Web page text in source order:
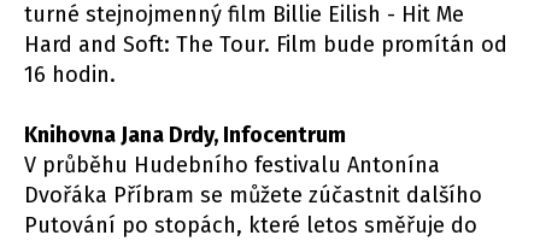
turné stejnojmenný film Billie Eilish - Hit Me
Hard and Soft: The Tour. Film bude promítán od
16 hodin.
Knihovna Jana Drdy, Infocentrum
V průběhu Hudebního festivalu Antonína
Dvořáka Příbram se můžete zúčastnit dalšího
Putování po stopách, které letos směřuje do